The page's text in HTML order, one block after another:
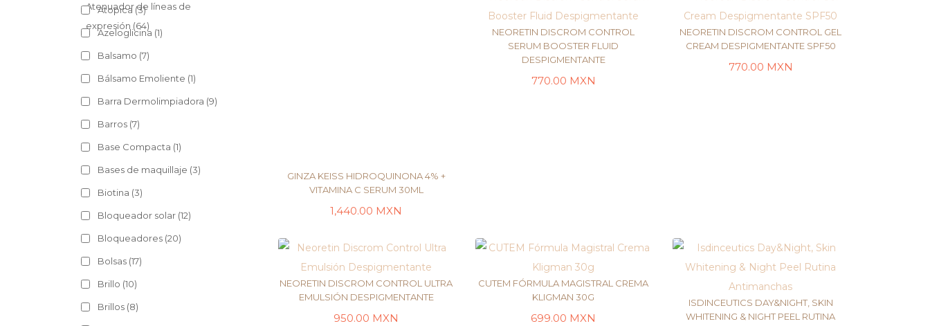
Atenuador de líneas de
expresión (64)
Atopica (3)
Azeloglicina (1)
Balsamo (7)
Bálsamo Emoliente (1)
Barra Dermolimpiadora (9)
Barros (7)
Base Compacta (1)
Bases de maquillaje (3)
Biotina (3)
Bloqueador solar (12)
Bloqueadores (20)
Bolsas (17)
Brillo (10)
Brillos (8)
GINZA KEISS HIDROQUINONA 4% +
VITAMINA C SERUM 30ML
1,440.00 MXN
AÑADIR AL CARRITO
NEORETIN DISCROM CONTROL
SERUM BOOSTER FLUID
DESPIGMENTANTE
770.00 MXN
NEORETIN DISCROM CONTROL GEL
CREAM DESPIGMENTANTE SPF50
770.00 MXN
NEORETIN DISCROM CONTROL ULTRA
EMULSIÓN DESPIGMENTANTE
950.00 MXN
CUTEM FÓRMULA MAGISTRAL CREMA
KLIGMAN 30G
699.00 MXN
ISDINCEUTICS DAY&NIGHT, SKIN
WHITENING & NIGHT PEEL RUTINA